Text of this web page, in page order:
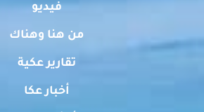
فيديو
من هنا وهناك
تقارير عكية
أخبار عكا